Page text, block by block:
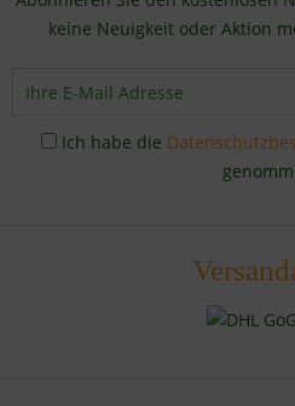
keine Neuigkeit oder Aktion
Ich habe die